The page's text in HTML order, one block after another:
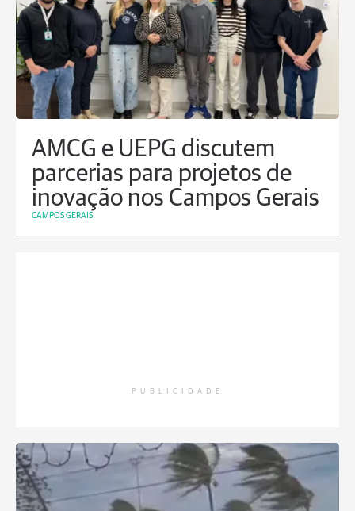
AMCG e UEPG discutem
parcerias para projetos de
inovação nos Campos Gerais
CAMPOS GERAIS
PUBLICIDADE